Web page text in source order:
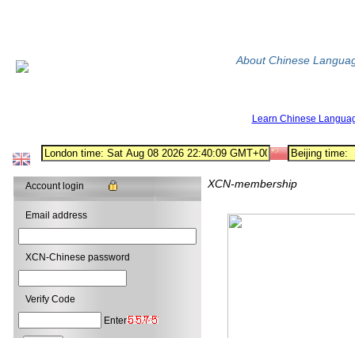
About Chinese
Learn Chinese
Account login
Email address
XCN-Chinese password
Verify Code
Enter
XCN-membership